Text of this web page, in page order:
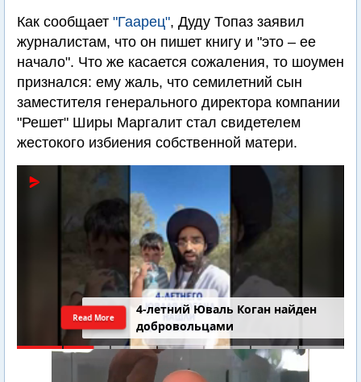
Как сообщает "Гаарец", Дуду Топаз заявил
журналистам, что он пишет книгу и "это – ее
начало". Что же касается сожаления, то шоумен
признался: ему жаль, что семилетний сын
заместителя генерального директора компании
"Решет" Ширы Маргалит стал свидетелем
жестокого избиения собственной матери.
4-летний Юваль Коган найден
добровольцами
Read More